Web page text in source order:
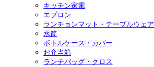
キッチン家電
エプロン
ランチョンマット・テーブルウェア
水筒
ボトルケース・カバー
お弁当箱
ランチバッグ・クロス